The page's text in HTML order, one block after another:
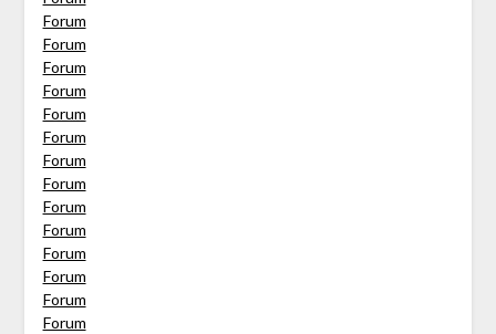
Forum
Forum
Forum
Forum
Forum
Forum
Forum
Forum
Forum
Forum
Forum
Forum
Forum
Forum